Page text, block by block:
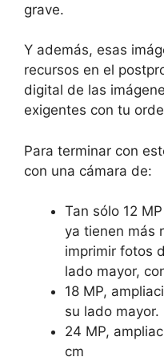
grave.
Y además, esas
recursos en el
digital de las
exigentes con tu
Para terminar con
con una cámara de:
Tan sólo 12
ya tienen más
imprimir fotos
lado mayor,
18 MP,
su lado mayor.
24 MP,
cm